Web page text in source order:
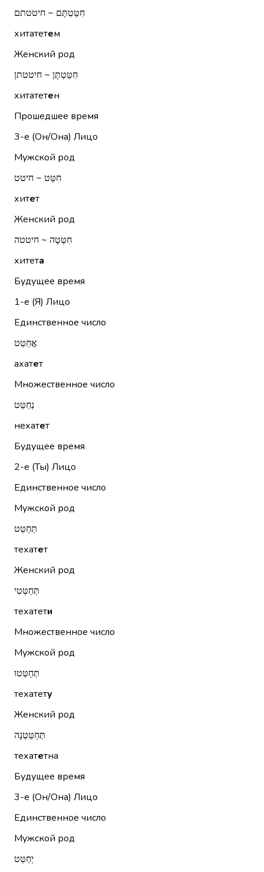
חִטַּטְתֶּם ~ חיטטתם
хитатетем
Женский род
חִטַּטְתֶּן ~ חיטטתן
хитатетен
Прошедшее время
3-е (Он/Она) Лицо
Мужской род
חִטֵּט ~ חיטט
хитет
Женский род
חִטְּטָה ~ חיטטה
хитета
Будущее время
1-е (Я) Лицо
Единственное число
אֲחַטֵּט
ахатет
Множественное число
נְחַטֵּט
нехатет
Будущее время
2-е (Ты) Лицо
Единственное число
Мужской род
תְּחַטֵּט
техатет
Женский род
תְּחַטְּטִי
техатети
Множественное число
Мужской род
תְּחַטְּטוּ
техатету
Женский род
תְּחַטֵּטְנָה
техатетна
Будущее время
3-е (Он/Она) Лицо
Единственное число
Мужской род
יְחַטֵּט